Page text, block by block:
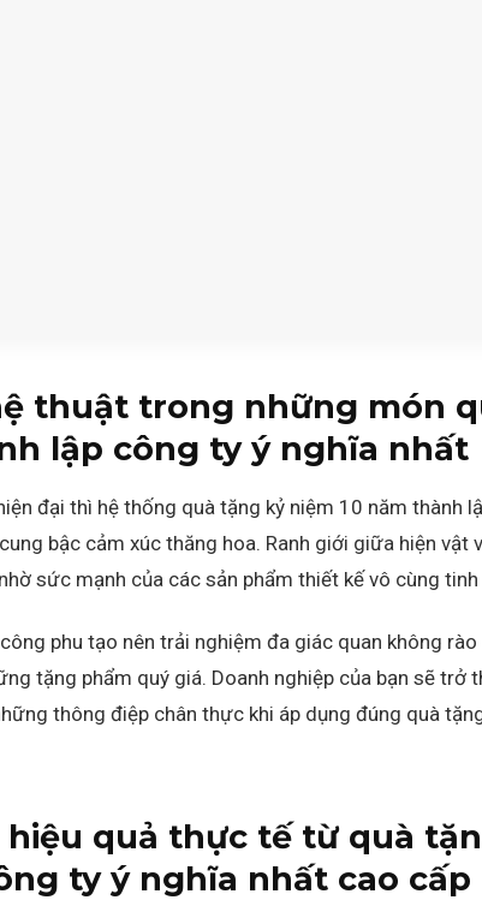
thuật trong những món
lập công ty ý nghĩa nhất
đại thì hệ thống quà tặng kỷ niệm 10 năm thành
bậc cảm xúc thăng hoa. Ranh giới giữa hiện vật
sức mạnh của các sản phẩm thiết kế vô cùng tinh
phu tạo nên trải nghiệm đa giác quan không
tặng phẩm quý giá. Doanh nghiệp của bạn sẽ trở
thông điệp chân thực khi áp dụng đúng quà
quả thực tế từ quà
ty ý nghĩa nhất cao cấp